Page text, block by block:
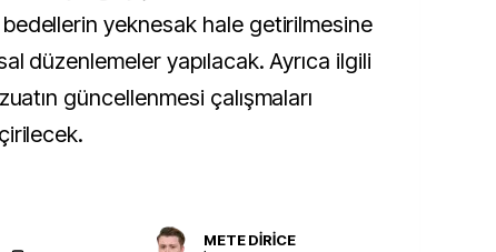
yeknesak hale getirilmesine
düzenlemeler yapılacak. Ayrıca ilgili
güncellenmesi çalışmaları
METE DİRİCE